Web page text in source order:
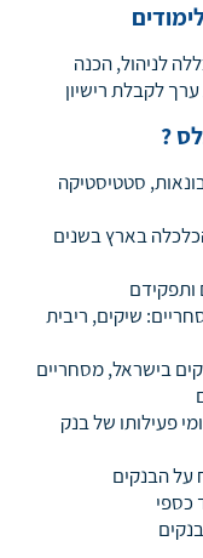
לניהול, הכנה
לקבלת רישיון
?
סטטיסטיקה
בארץ בשנים
ותפקידם
שיקים, ריבית
בישראל, מסחריים
פעילותו של בנק
על הבנקים
כספי